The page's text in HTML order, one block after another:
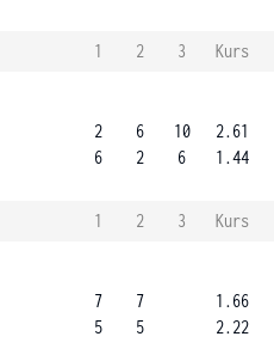
1 2 3
Kurs
2
6
6
2
10
6
2.61
1.44
1 2 3
Kurs
7
5
7
5
1.66
2.22